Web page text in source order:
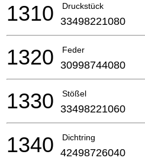
Druckstück
1310 33498221080
Feder
1320 30998744080
Stößel
1330 33498221060
Dichtring
1340 42498726040